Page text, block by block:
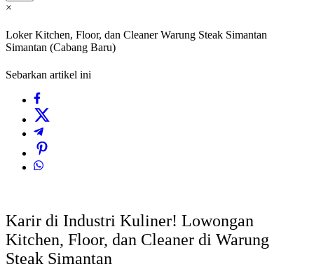
×
Loker Kitchen, Floor, dan Cleaner Warung Steak Simantan
Simantan (Cabang Baru)
Sebarkan artikel ini
Karir di Industri Kuliner! Lowongan
Kitchen, Floor, dan Cleaner di Warung
Steak Simantan